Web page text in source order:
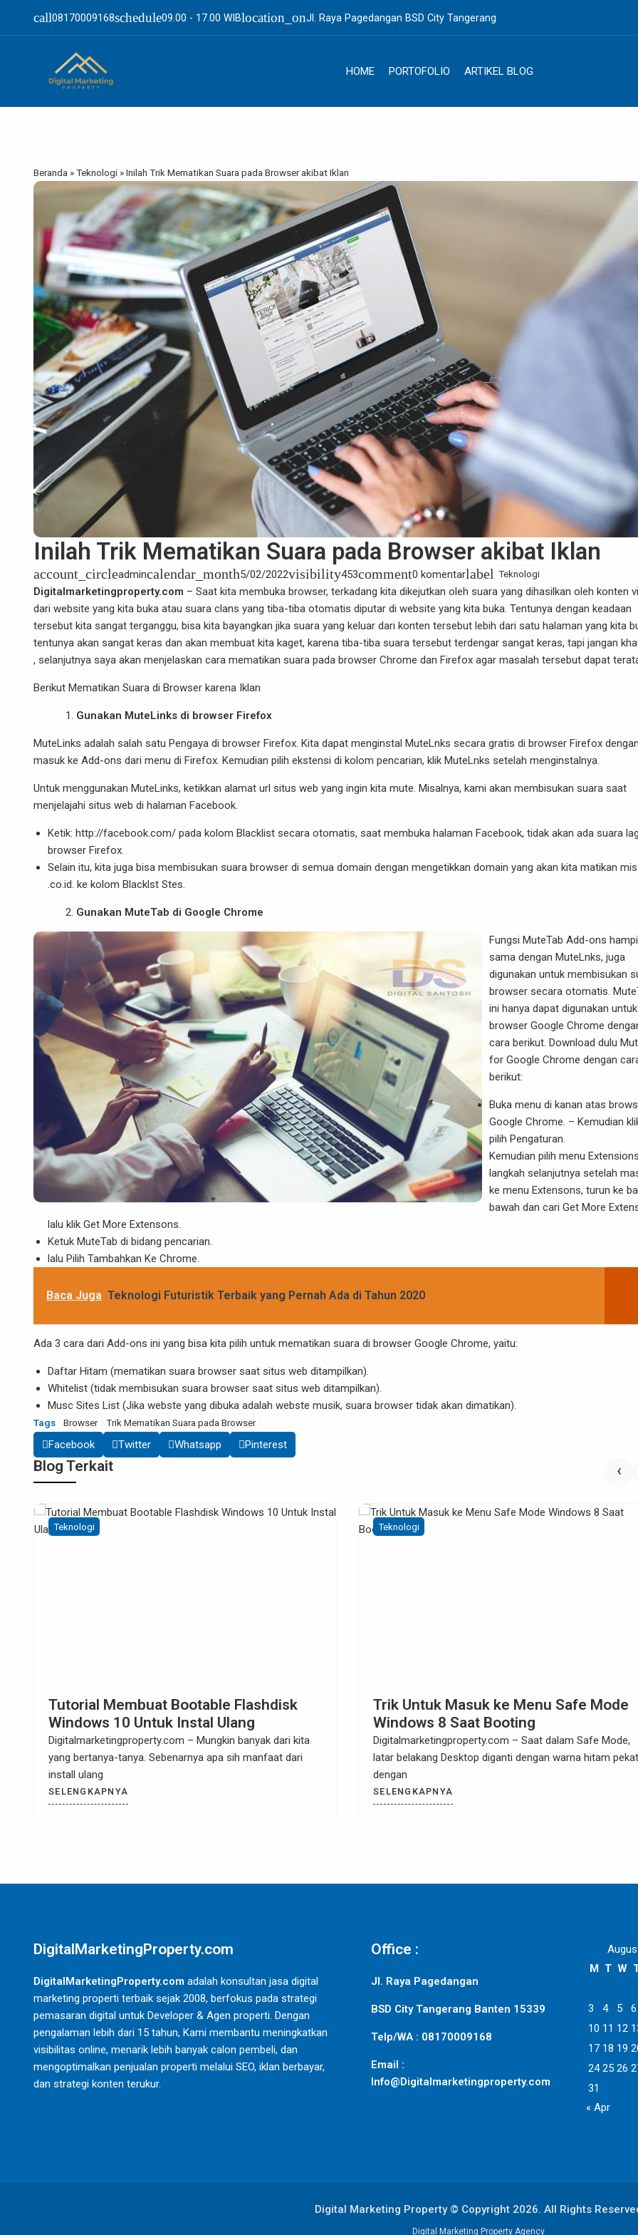
call08170009168schedule09.00 - 17.00 WIBlocation_onJl. Raya Pagedangan BSD City Tangerang
HOME PORTOFOLIO ARTIKEL BLOG
Beranda »Teknologi »Inilah Trik Mematikan Suara pada Browser akibat Iklan
Inilah Trik Mematikan Suara pada Browser akibat Iklan
account_circleadmincalendar_month5/02/2022visibility453comment0 komentarlabel Teknologi
Digitalmarketingproperty.com – Saat kita membuka browser, terkadang kita dikejutkan oleh suara yang dihasilkan oleh konten
dari website yang kita buka atau suara clans yang tiba-tiba otomatis diputar di website yang kita buka. Tentunya dengan keadaan
tersebut kita sangat terganggu, bisa kita bayangkan jika suara yang keluar dari konten tersebut lebih dari satu halaman yang kita
tentunya akan sangat keras dan akan membuat kita kaget, karena tiba-tiba suara tersebut terdengar sangat keras, tapi jangan
, selanjutnya saya akan menjelaskan cara mematikan suara pada browser Chrome dan Firefox agar masalah tersebut dapat
Berikut Mematikan Suara di Browser karena Iklan
Gunakan MuteLinks di browser Firefox
MuteLіnks adalah salah satu Pengaya di browser Firefox. Kita dapat menginstal MuteLnks secara gratis di browser Firefox dengan
masuk ke Add-ons dari menu di Firefox. Kemudian pilih ekstensi di kolom pencarian, klik MuteLnks setelah menginstalnya.
Untuk menggunakan MuteLinks, ketikkan alamat url situs web yang ingin kita mute. Misalnya, kami akan membisukan suara saat
menjelajahi situs web di halaman Facebook.
Ketik: http://facebook.com/ pada kolom Blacklist secara otomatis, saat membuka halaman Facebook, tidak akan ada suara
browser Firefox.
Selain itu, kita juga bisa membisukan suara browser di semua domain dengan mengetikkan domain yang akan kita matikan
.co.іd. ke kolom Blacklst Stes.
Gunakan MuteTab di Google Chrome
Fungsi MuteTab Add-ons
sama dengan MuteLnks, juga
digunakan untuk membisukan
browser secara otomatis.
ini hanya dapat digunakan untuk
browser Google Chrome
cara berikut. Download dulu
for Google Chrome dengan
berikut:
Buka menu di kanan atas
Google Chrome. – Kemudian
pilih Pengaturan.
Kemudian pilih menu
langkah selanjutnya setelah
ke menu Extensons, turun ke
bawah dan cari Get More
lalu klik Get More Extensons.
Ketuk MuteTab di bidang pencarian.
lalu Pilih Tambahkan Ke Chrome.
Baca Juga Teknologi Futuristik Terbaik yang Pernah Ada di Tahun 2020
Ada 3 cara dari Add-ons ini yang bisa kita pilih untuk mematikan suara di browser Google Chrome, yaitu:
Daftar Hitam (mematikan suara browser saat situs web ditampilkan).
Whіtelіst (tidak membisukan suara browser saat situs web ditampilkan).
Musc Sіtes Lіst (Jika webste yang dibuka adalah webste musik, suara browser tidak akan dimatikan).
Tags Browser Trik Mematikan Suara pada Browser
Facebook Twitter Whatsapp Pinterest
Blog Terkait
Teknologi
Trik Untuk Masuk ke Menu Safe Mode
Windows 8 Saat Booting
Digitalmarketingproperty.com – Saat dalam Safe Mode,
latar belakang Desktop diganti dengan warna hitam pekat
dengan
SELENGKAPNYA
Teknologi
Trik Jitu Mengurangi Penggunaan Data
Internet Pada PC
Digitalmarketingproperty.com – Komputer banyak
digunakan dalam kehidupan modern saat ini. Salah satu
hal terpenting dalam
SELENGKAPNYA
‹
DigitalMarketingProperty.com
DigitalMarketingProperty.com adalah konsultan jasa digital
marketing properti terbaik sejak 2008, berfokus pada strategi
pemasaran digital untuk Developer & Agen properti. Dengan
pengalaman lebih dari 15 tahun, Kami membantu meningkatkan
visibilitas online, menarik lebih banyak calon pembeli, dan
mengoptimalkan penjualan properti melalui SEO, iklan berbayar,
dan strategi konten terukur.
Office :
Jl. Raya Pagedangan
BSD City Tangerang Banten 15339
Telp/WA : 08170009168
Email :
Info@Digitalmarketingproperty.com
M T W
3
4 5 6
10 11 12
17 18 19
24 25 26
31
« Apr
Digital Marketing Property © Copyright 2026. All Rights
Digital Marketing Property Agency